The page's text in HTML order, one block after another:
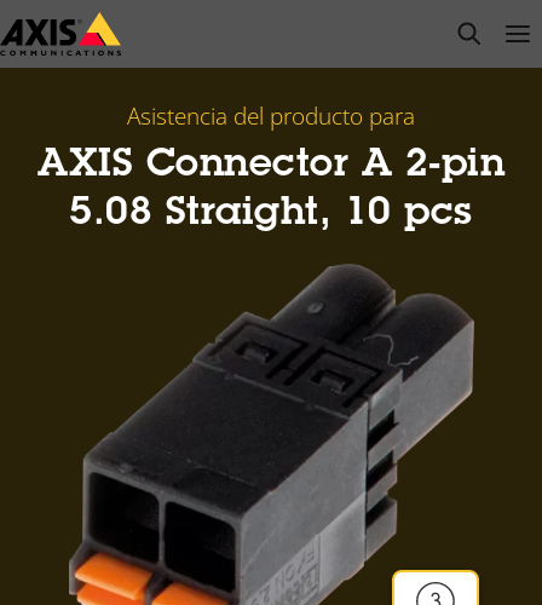
Saltar
al
open
Asistencia del producto para
AXIS Connector A 2-pin
5.08 Straight, 10 pcs